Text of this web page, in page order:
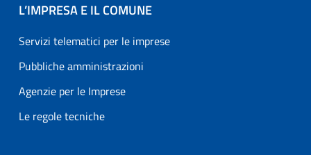
L’IMPRESA E IL COMUNE
Servizi telematici per le imprese
Pubbliche amministrazioni
Agenzie per le Imprese
Le regole tecniche